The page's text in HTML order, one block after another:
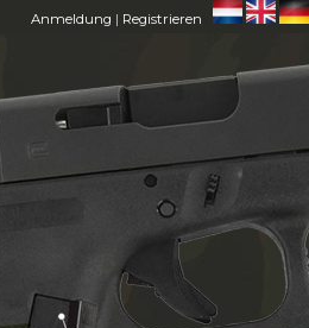
Anmeldung | Registrieren